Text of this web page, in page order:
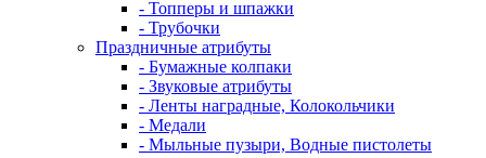
- Топперы и шпажки
- Трубочки
Праздничные атрибуты
- Бумажные колпаки
- Звуковые атрибуты
- Ленты наградные, Колокольчики
- Медали
- Мыльные пузыри, Водные пистолеты